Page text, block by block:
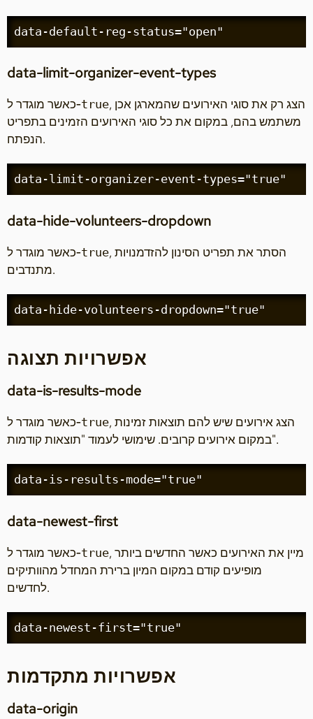
data-default-reg-status="open"
data-limit-organizer-event-types
כאשר מוגדר ל‑true, הצג רק את סוגי האירועים שהמארגן אכן
משתמש בהם, במקום את כל סוגי האירועים הזמינים בתפריט
הנפתח.
data-limit-organizer-event-types="true"
data-hide-volunteers-dropdown
כאשר מוגדר ל‑true, הסתר את תפריט הסינון להזדמנויות
מתנדבים.
data-hide-volunteers-dropdown="true"
אפשרויות תצוגה
data-is-results-mode
כאשר מוגדר ל‑true, הצג אירועים שיש להם תוצאות זמינות
במקום אירועים קרובים. שימושי לעמוד "תוצאות קודמות".
data-is-results-mode="true"
data-newest-first
כאשר מוגדר ל‑true, מיין את האירועים כאשר החדשים ביותר
מופיעים קודם במקום המיון ברירת המחדל מהוותיקים
לחדשים.
data-newest-first="true"
אפשרויות מתקדמות
data-origin